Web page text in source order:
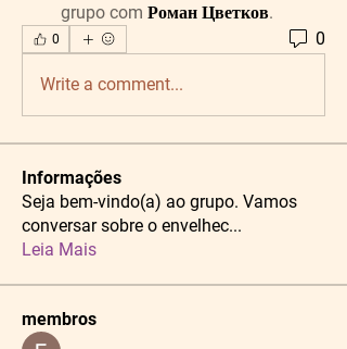
grupo com Роман Цветков.
0 0
Write a comment...
Informações
Seja bem-vindo(a) ao grupo. Vamos
conversar sobre o envelhec...
Leia Mais
membros